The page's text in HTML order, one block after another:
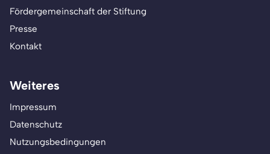
Fördergemeinschaft der Stiftung
Presse
Kontakt
Weiteres
Impressum
Datenschutz
Nutzungsbedingungen